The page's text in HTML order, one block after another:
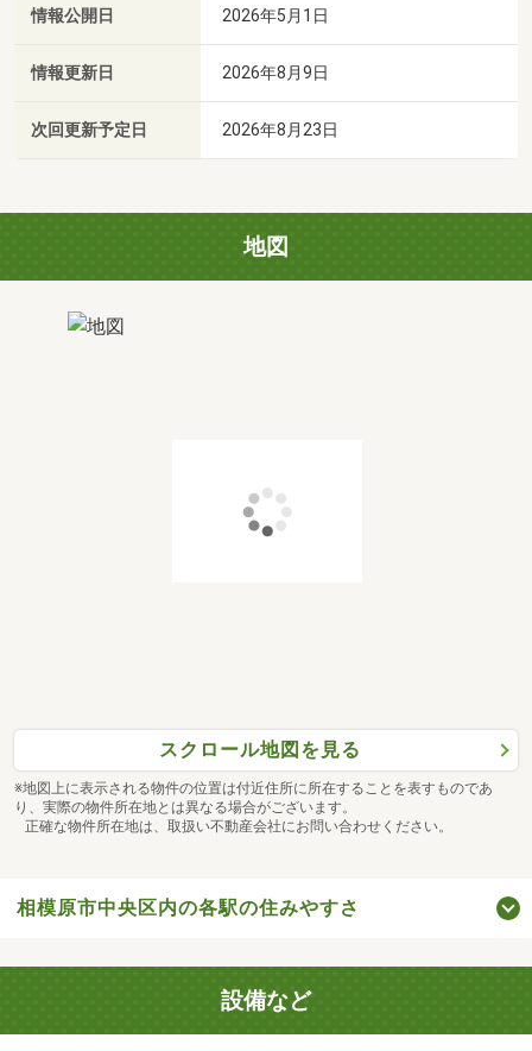
情報公開日 2026年5月1日
情報更新日 2026年8月9日
次回更新予定日 2026年8月23日
地図
スクロール地図を見る
※地図上に表示される物件の位置は付近住所に所在することを表すものであ
り、実際の物件所在地とは異なる場合がございます。
正確な物件所在地は、取扱い不動産会社にお問い合わせください。
相模原市中央区内の各駅の住みやすさ
設備など